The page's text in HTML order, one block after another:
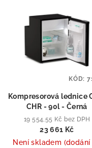
Kompresorová lednice
CHR - 90l - Černá
19 554,55 Kč bez DPH
23 661 Kč
Není skladem (dodání
KÓD: